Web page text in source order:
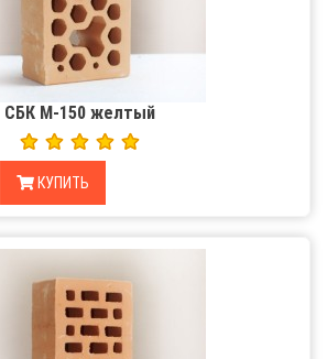
СБК М-150 желтый
КУПИТЬ